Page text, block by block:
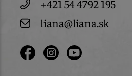
+421 54 4792 195
liana@liana.sk